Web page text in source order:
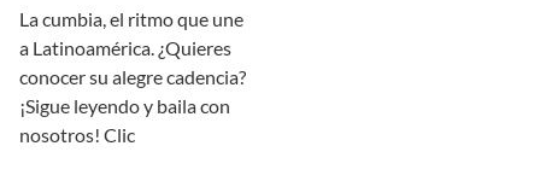
La cumbia, el ritmo que une
a Latinoamérica. ¿Quieres
conocer su alegre cadencia?
¡Sigue leyendo y baila con
nosotros! Clic